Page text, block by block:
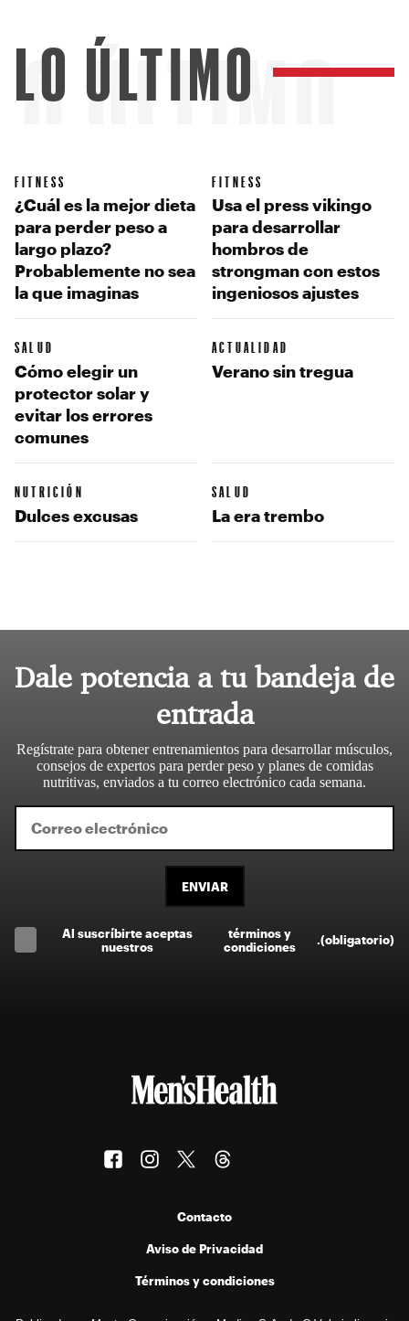
ÚLTIMO
LO ÚLTIMO
FITNESS
¿Cuál es la mejor dieta
para perder peso a
largo plazo?
Probablemente no sea
la que imaginas
FITNESS
Usa el press vikingo
para desarrollar
hombros de
strongman con estos
ingeniosos ajustes
SALUD
Cómo elegir un
protector solar y
evitar los errores
comunes
ACTUALIDAD
Verano sin tregua
NUTRICIÓN
Dulces excusas
SALUD
La era trembo
Dale potencia a tu bandeja de
entrada
Regístrate para obtener entrenamientos para desarrollar músculos,
consejos de expertos para perder peso y planes de comidas
nutritivas, enviados a tu correo electrónico cada semana.
ENVIAR
Al suscríbirte aceptas
nuestros
términos y
condiciones
.(obligatorio)
Contacto
Aviso de Privacidad
Términos y condiciones